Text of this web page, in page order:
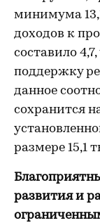
минимума
доходов к
составило
поддержку
данное
сохранится
размере 15,1
развития и